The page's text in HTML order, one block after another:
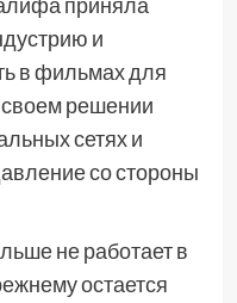
и
в фильмах для
решении
сетях и
со стороны
не работает в
остается